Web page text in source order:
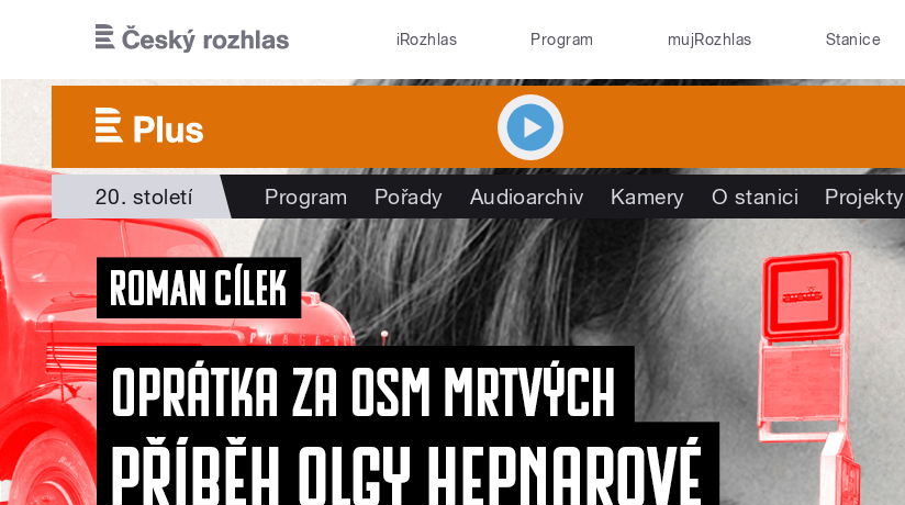
iRozhlas Program mujRozhlas Stanice
20. století Program Pořady Audioarchiv Kamery O stanici Projekty